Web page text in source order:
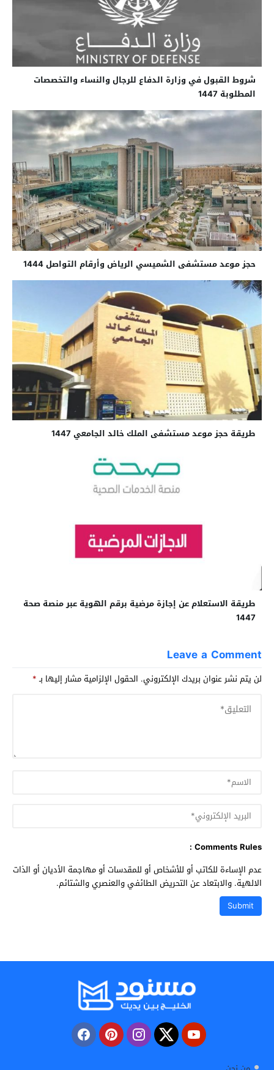
شروط القبول في وزارة الدفاع للرجال والنساء والتخصصات
المطلوبة 1447
حجز موعد مستشفى الشميسي الرياض وأرقام التواصل 1444
طريقة حجز موعد مستشفى الملك خالد الجامعي 1447
طريقة الاستعلام عن إجازة مرضية برقم الهوية عبر منصة صحة
1447
Leave a Comment
لن يتم نشر عنوان بريدك الإلكتروني. الحقول الإلزامية مشار إليها بـ*
Comments Rules :
عدم الإساءة للكاتب أو للأشخاص أو للمقدسات أو مهاجمة الأديان أو الذات
الالهية. والابتعاد عن التحريض الطائفي والعنصري والشتائم.